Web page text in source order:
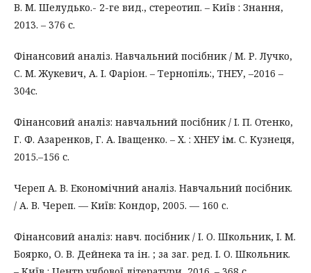
В. М. Шелудько.- 2-ге вид., стереотип. – Київ : Знання,
2013. – 376 с.
Фінансовий аналіз. Навчальний посібник / М. Р. Лучко,
С. М. Жукевич, А. І. Фаріон. – Тернопіль:, ТНЕУ, –2016 –
304с.
Фінансовий аналіз: навчальний посібник / І. П. Отенко,
Г. Ф. Азаренков, Г. А. Іващенко. – Х. : ХНЕУ ім. С. Кузнеця,
2015.–156 с.
Череп А. В. Економічний аналіз. Навчальний посібник.
/ А. В. Череп. — Київ: Кондор, 2005. — 160 c.
Фінансовий аналіз: навч. посібник / І. О. Школьник, І. М.
Боярко, О. В. Дейнека та ін. ; за заг. ред. І. О. Школьник.